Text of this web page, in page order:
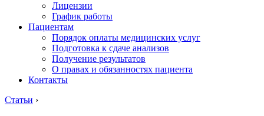
Лицензии
График работы
Пациентам
Порядок оплаты медицинских услуг
Подготовка к сдаче анализов
Получение результатов
О правах и обязанностях пациента
Контакты
Статьи ›